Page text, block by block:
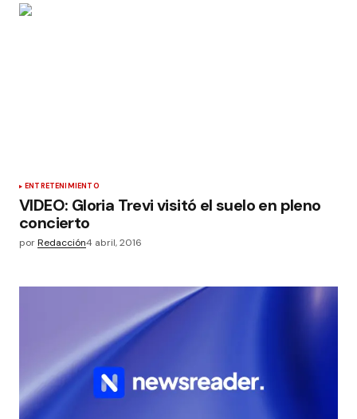
ENTRETENIMIENTO
VIDEO: Gloria Trevi visitó el suelo en pleno
concierto
porRedacción4 abril, 2016